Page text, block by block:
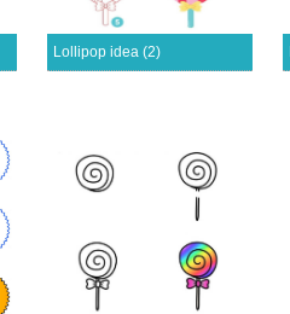
Lollipop idea (2)